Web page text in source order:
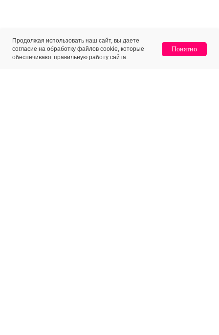
Продолжая использовать наш сайт, вы даете
согласие на обработку файлов cookie, которые
обеспечивают правильную работу сайта.
Понятно